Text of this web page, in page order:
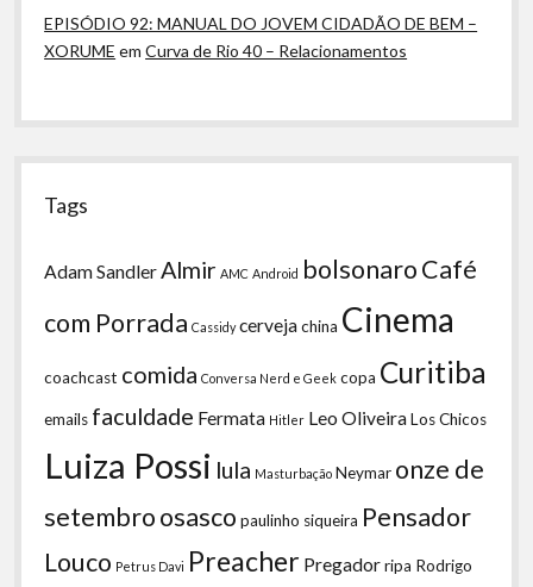
EPISÓDIO 92: MANUAL DO JOVEM CIDADÃO DE BEM –
XORUME emCurva de Rio 40 – Relacionamentos
Tags
Adam Sandler Almir AMC Android bolsonaroCafé
com Porrada Cassidy cervejachina Cinema
coachcast comida Conversa Nerd e Geek copa Curitiba
emails faculdade Fermata Hitler Leo OliveiraLos Chicos
Luiza Possi lula Masturbação Neymar onze de
setembroosasco paulinho siqueira Pensador
Louco Petrus Davi Preacher Pregadorripa Rodrigo